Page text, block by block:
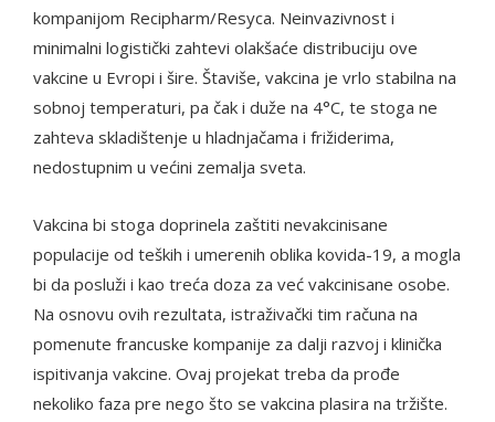
kompanijom Recipharm/Resyca. Neinvazivnost i
minimalni logistički zahtevi olakšaće distribuciju ove
vakcine u Evropi i šire. Štaviše, vakcina je vrlo stabilna na
sobnoj temperaturi, pa čak i duže na 4°C, te stoga ne
zahteva skladištenje u hladnjačama i frižiderima,
nedostupnim u većini zemalja sveta.
Vakcina bi stoga doprinela zaštiti nevakcinisane
populacije od teških i umerenih oblika kovida-19, a mogla
bi da posluži i kao treća doza za već vakcinisane osobe.
Na osnovu ovih rezultata, istraživački tim računa na
pomenute francuske kompanije za dalji razvoj i klinička
ispitivanja vakcine. Ovaj projekat treba da prođe
nekoliko faza pre nego što se vakcina plasira na tržište.